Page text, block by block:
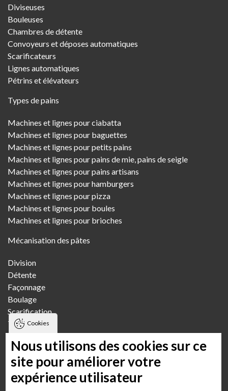
Diviseuses
Bouleuses
Chambres de détente
Convoyeurs et déposes automatiques
Scarificateurs
Lignes automatiques
Pétrins et élévateurs
Types de pains
Machines et lignes pour ciabatta
Machines et lignes pour baguettes
Machines et lignes pour petits pains
Machines et lignes pour pains de mie, pains de seigle
Machines et lignes pour pains artisans
Machines et lignes pour hamburgers
Machines et lignes pour pizza
Machines et lignes pour boules
Machines et lignes pour brioches
Mécanisation des pâtes
Division
Détente
Façonnage
Boulage
Scarification
Transfert
Pétrissage
Fournils
Boulangerie artisanale
Cookies
Nous utilisons des cookies sur ce
site pour améliorer votre
expérience utilisateur